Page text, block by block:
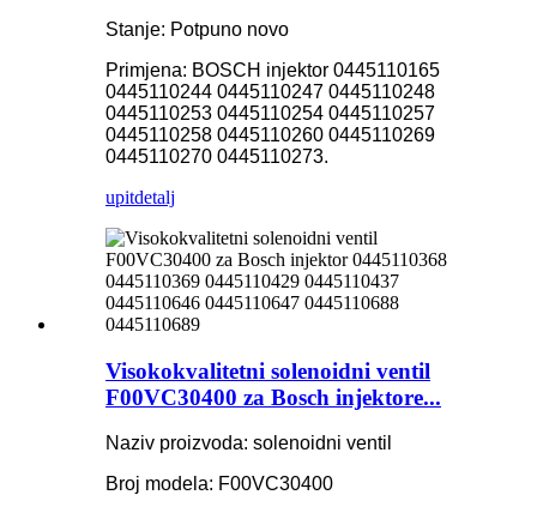
Stanje: Potpuno novo
Primjena: BOSCH injektor 0445110165
0445110244 0445110247 0445110248
0445110253 0445110254 0445110257
0445110258 0445110260 0445110269
0445110270 0445110273.
upitdetalj
Visokokvalitetni solenoidni ventil
F00VC30400 za Bosch injektore...
Naziv proizvoda: solenoidni ventil
Broj modela: F00VC30400